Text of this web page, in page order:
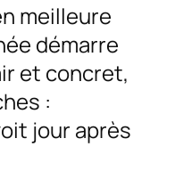
meilleure
démarre
et concret,
:
jour après